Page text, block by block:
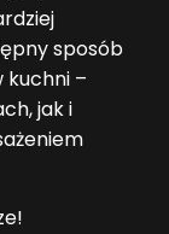
sposób
kuchni –
jak i